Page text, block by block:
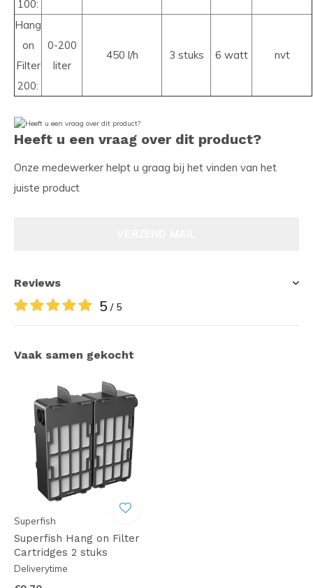
100:
Hang
on
Filter
200:
0-200
liter
450 l/h 3 stuks 6 watt nvt
Heeft u een vraag over dit product?
Onze medewerker helpt u graag bij het vinden van het
juiste product
Reviews
5 / 5
Vaak samen gekocht
Superfish
Superfish Hang on Filter
Cartridges 2 stuks
Deliverytime